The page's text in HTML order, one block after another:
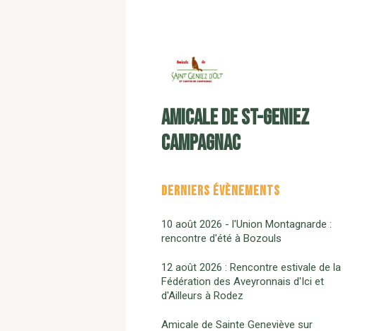
Amicale de St-Geniez
Campagnac
DERNIERS ÉVÈNEMENTS
10 août 2026 - l'Union Montagnarde :
rencontre d'été à Bozouls
12 août 2026 : Rencontre estivale de la
Fédération des Aveyronnais d'Ici et
d'Ailleurs à Rodez
Amicale de Sainte Geneviève sur